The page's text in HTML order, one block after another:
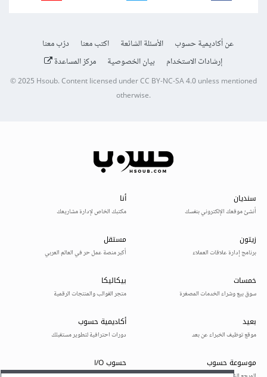
عن أكاديمية حسوب الأسئلة الشائعة اكتب معنا
درّب معنا
إرشادات الاستخدام
بيان الخصوصية مركز المساعدة
© 2025Hsoub.Content licensed underCC BY-NC-SA 4.0unless mentioned
otherwise.